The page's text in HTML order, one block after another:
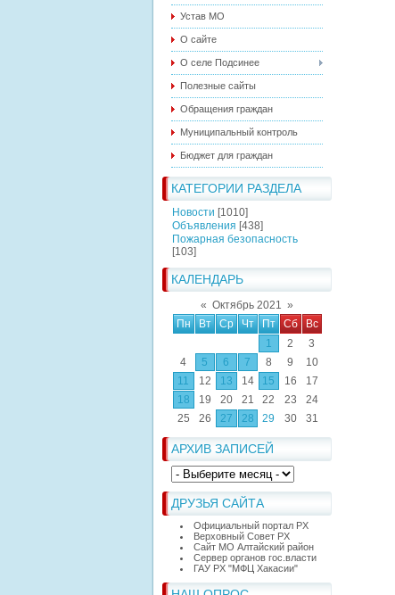
Устав МО
О сайте
О селе Подсинее
Полезные сайты
Обращения граждан
Муниципальный контроль
Бюджет для граждан
КАТЕГОРИИ РАЗДЕЛА
Новости [1010]
Объявления [438]
Пожарная безопасность
[103]
КАЛЕНДАРЬ
« Октябрь 2021 »
Пн
Вт Ср Чт Пт Сб
Вс
1
2
3
4
5 6 7 8 9
10
11
12 13 14 15 16
17
18
19 20 21 22 23
24
25
26 27 28 29 30 31
АРХИВ ЗАПИСЕЙ
ДРУЗЬЯ САЙТА
Официальный портал РХ
Верховный Совет РХ
Сайт МО Алтайский район
Сервер органов гос.власти
ГАУ РХ "МФЦ Хакасии"